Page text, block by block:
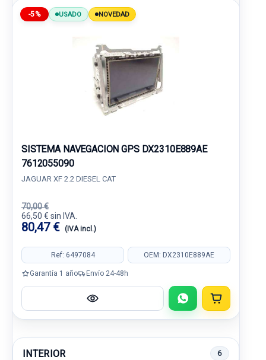
-5% USADO NOVEDAD
SISTEMA NAVEGACION GPS DX2310E889AE
7612055090
JAGUAR XF 2.2 DIESEL CAT
70,00 €
66,50 € sin IVA.
80,47 € (IVA incl.)
Ref: 6497084 OEM: DX2310E889AE
Garantía 1 año Envío 24-48h
INTERIOR 6